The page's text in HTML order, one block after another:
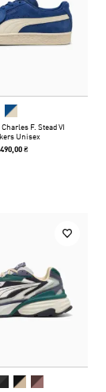
F. Stead VI
Unisex
₴